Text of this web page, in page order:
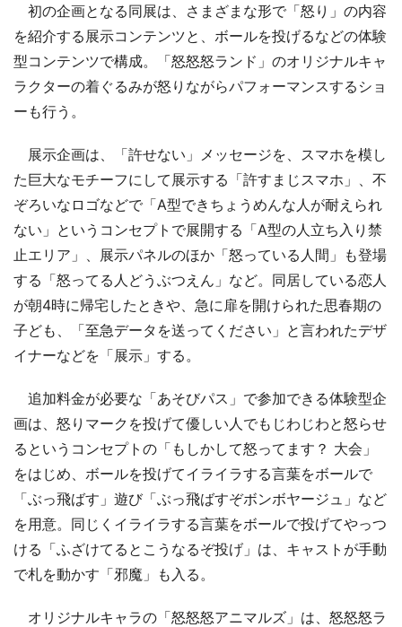
初の企画となる同展は、さまざまな形で「怒り」の内容
を紹介する展示コンテンツと、ボールを投げるなどの体験
型コンテンツで構成。「怒怒怒ランド」のオリジナルキャ
ラクターの着ぐるみが怒りながらパフォーマンスするショ
ーも行う。
展示企画は、「許せない」メッセージを、スマホを模し
た巨大なモチーフにして展示する「許すまじスマホ」、不
ぞろいなロゴなどで「A型できちょうめんな人が耐えられ
ない」というコンセプトで展開する「A型の人立ち入り禁
止エリア」、展示パネルのほか「怒っている人間」も登場
する「怒ってる人どうぶつえん」など。同居している恋人
が朝4時に帰宅したときや、急に扉を開けられた思春期の
子ども、「至急データを送ってください」と言われたデザ
イナーなどを「展示」する。
追加料金が必要な「あそびパス」で参加できる体験型企
画は、怒りマークを投げて優しい人でもじわじわと怒らせ
るというコンセプトの「もしかして怒ってます？ 大会」
をはじめ、ボールを投げてイライラする言葉をボールで
「ぶっ飛ばす」遊び「ぶっ飛ばすぞボンボヤージュ」など
を用意。同じくイライラする言葉をボールで投げてやっつ
ける「ふざけてるとこうなるぞ投げ」は、キャストが手動
で札を動かす「邪魔」も入る。
オリジナルキャラの「怒怒怒アニマルズ」は、怒怒怒ラ